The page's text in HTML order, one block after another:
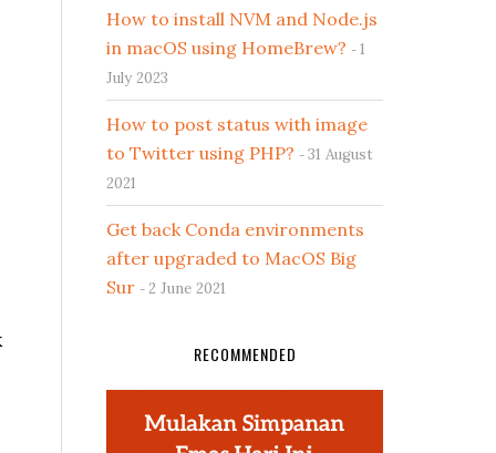
How to install NVM and Node.js
in macOS using HomeBrew?
1
July 2023
How to post status with image
to Twitter using PHP?
31 August
2021
Get back Conda environments
after upgraded to MacOS Big
Sur
2 June 2021
RECOMMENDED